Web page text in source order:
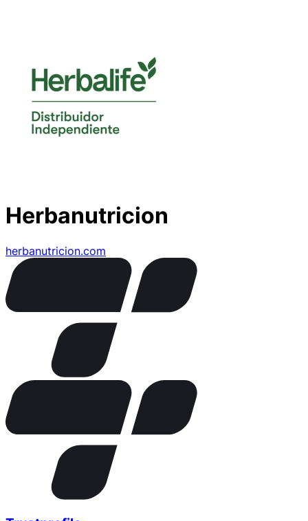
Herbanutricion
herbanutricion.com